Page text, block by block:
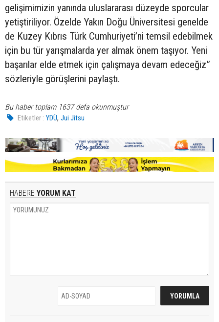
gelişimimizin yanında uluslararası düzeyde sporcular
yetiştiriliyor. Özelde Yakın Doğu Üniversitesi genelde
de Kuzey Kıbrıs Türk Cumhuriyeti’ni temsil edebilmek
için bu tür yarışmalarda yer almak önem taşıyor. Yeni
başarılar elde etmek için çalışmaya devam edeceğiz”
sözleriyle görüşlerini paylaştı.
Bu haber toplam 1637 defa okunmuştur
Etiketler : YDÜ,Jui Jitsu
HABERE YORUM KAT